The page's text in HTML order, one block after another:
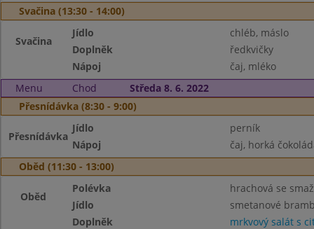
Svačina (13:30 - 14:00)
Svačina
Jídlo
chléb, máslo
Doplněk
ředkvičky
Nápoj
čaj, mléko
Menu
Chod
Středa 8. 6. 2022
Přesnídávka (8:30 - 9:00)
Přesnídávka
Jídlo
perník
Nápoj
čaj, horká
Oběd (11:30 - 13:00)
Oběd
Polévka
hrachová se
Jídlo
smetanové
Doplněk
mrkvový salát s